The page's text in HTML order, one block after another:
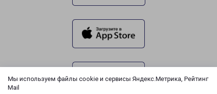
Мы используем файлы cookie и сервисы Яндекс.Метрика, Рейтинг
Mail